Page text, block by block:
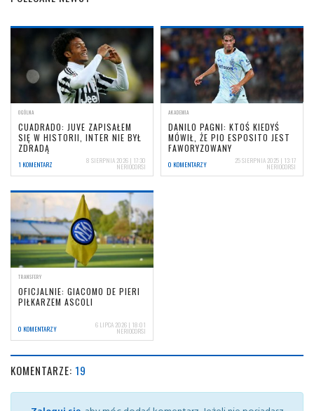
OGÓLNA
CUADRADO: JUVE ZAPISAŁEM
SIĘ W HISTORII, INTER NIE BYŁ
ZDRADĄ
1 KOMENTARZ 8 SIERPNIA 2026 | 17:30
NERIOCORSI
AKADEMIA
DANILO PAGNI: KTOŚ KIEDYŚ
MÓWIŁ, ŻE PIO ESPOSITO JEST
FAWORYZOWANY
0 KOMENTARZY 25 SIERPNIA 2025 | 13:17
NERIOCORSI
TRANSFERY
OFICJALNIE: GIACOMO DE PIERI
PIŁKARZEM ASCOLI
0 KOMENTARZY 6 LIPCA 2026 | 18:01
NERIOCORSI
KOMENTARZE: 19